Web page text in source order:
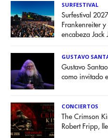
SURFESTIVAL
Surfestival
Frankenreiter
encabeza Jack
GUSTAVO
Gustavo
como invitado
CONCIERTOS
The Crimson
Robert Fripp,